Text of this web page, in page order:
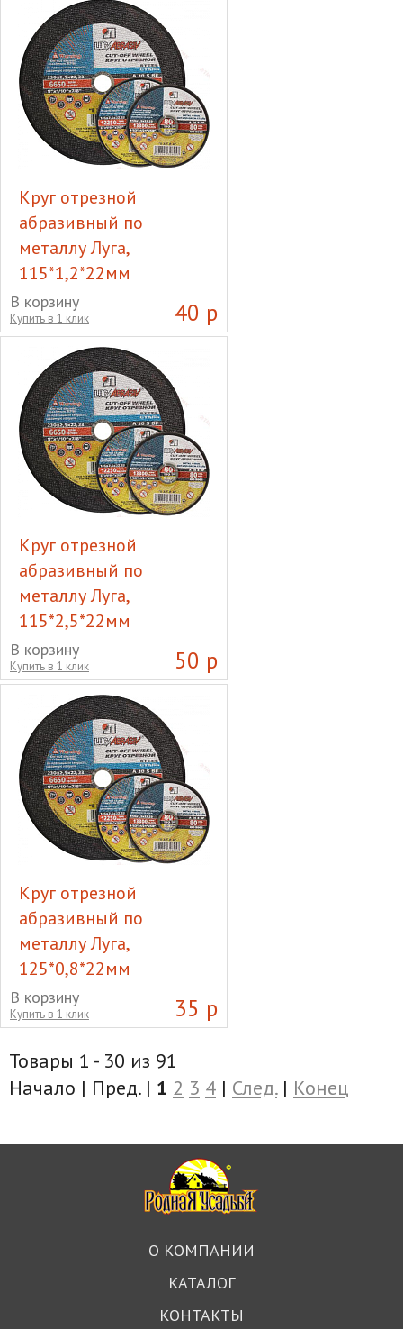
Круг отрезной
абразивный по
металлу Луга,
115*1,2*22мм
Круг отрезной абразивный
по металлу Луга,
115*1,2*22мм
40 р
В корзину
Купить в 1 клик
Круг отрезной
абразивный по
металлу Луга,
115*2,5*22мм
Круг отрезной абразивный
по металлу Луга,
115*2,5*22мм
50 р
В корзину
Купить в 1 клик
Круг отрезной
абразивный по
металлу Луга,
125*0,8*22мм
Круг отрезной абразивный
по металлу Луга,
35 р
В корзину
Купить в 1 клик
Товары 1 - 30 из 91
Начало | Пред. | 1 2 3 4 | След.| Конец
О КОМПАНИИ
КАТАЛОГ
КОНТАКТЫ